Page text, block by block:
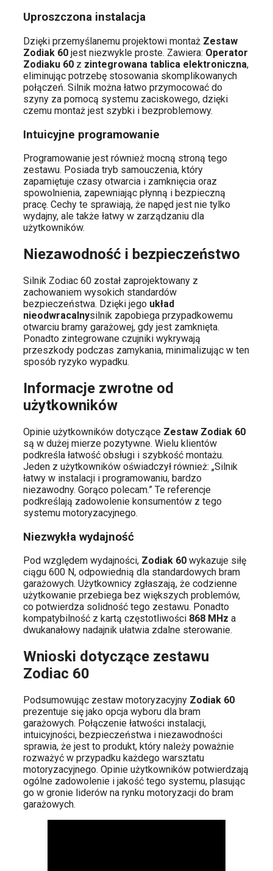
Uproszczona instalacja
Dzięki przemyślanemu projektowi montaż Zestaw
Zodiak 60 jest niezwykle proste. Zawiera: Operator
Zodiaku 60 z zintegrowana tablica elektroniczna,
eliminując potrzebę stosowania skomplikowanych
połączeń. Silnik można łatwo przymocować do
szyny za pomocą systemu zaciskowego, dzięki
czemu montaż jest szybki i bezproblemowy.
Intuicyjne programowanie
Programowanie jest również mocną stroną tego
zestawu. Posiada tryb samouczenia, który
zapamiętuje czasy otwarcia i zamknięcia oraz
spowolnienia, zapewniając płynną i bezpieczną
pracę. Cechy te sprawiają, że napęd jest nie tylko
wydajny, ale także łatwy w zarządzaniu dla
użytkowników.
Niezawodność i bezpieczeństwo
Silnik Zodiac 60 został zaprojektowany z
zachowaniem wysokich standardów
bezpieczeństwa. Dzięki jego układ
nieodwracalnysilnik zapobiega przypadkowemu
otwarciu bramy garażowej, gdy jest zamknięta.
Ponadto zintegrowane czujniki wykrywają
przeszkody podczas zamykania, minimalizując w ten
sposób ryzyko wypadku.
Informacje zwrotne od
użytkowników
Opinie użytkowników dotyczące Zestaw Zodiak 60
są w dużej mierze pozytywne. Wielu klientów
podkreśla łatwość obsługi i szybkość montażu.
Jeden z użytkowników oświadczył również: „Silnik
łatwy w instalacji i programowaniu, bardzo
niezawodny. Gorąco polecam.” Te referencje
podkreślają zadowolenie konsumentów z tego
systemu motoryzacyjnego.
Niezwykła wydajność
Pod względem wydajności, Zodiak 60 wykazuje siłę
ciągu 600 N, odpowiednią dla standardowych bram
garażowych. Użytkownicy zgłaszają, że codzienne
użytkowanie przebiega bez większych problemów,
co potwierdza solidność tego zestawu. Ponadto
kompatybilność z kartą częstotliwości 868 MHz a
dwukanałowy nadajnik ułatwia zdalne sterowanie.
Wnioski dotyczące zestawu
Zodiac 60
Podsumowując zestaw motoryzacyjny Zodiak 60
prezentuje się jako opcja wyboru dla bram
garażowych. Połączenie łatwości instalacji,
intuicyjności, bezpieczeństwa i niezawodności
sprawia, że ​​jest to produkt, który należy poważnie
rozważyć w przypadku każdego warsztatu
motoryzacyjnego. Opinie użytkowników potwierdzają
ogólne zadowolenie i jakość tego systemu, plasując
go w gronie liderów na rynku motoryzacji do bram
garażowych.